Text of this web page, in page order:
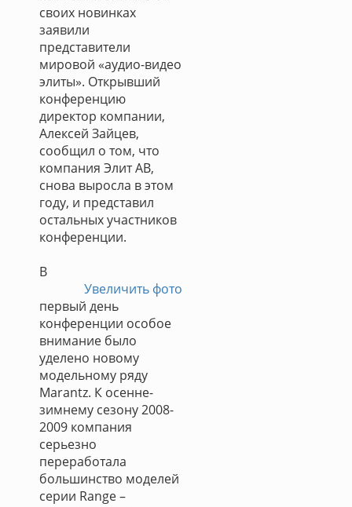
своих новинках
заявили
представители
мировой «аудио-видео
элиты». Открывший
конференцию
директор компании,
Алексей Зайцев,
сообщил о том, что
компания Элит АВ,
снова выросла в этом
году, и представил
остальных участников
конференции.
Увеличить фото
В
первый день
конференции особое
внимание было
уделено новому
модельному ряду
Marantz. К осенне-
зимнему сезону 2008-
2009 компания
серьезно
переработала
большинство моделей
серии Range –